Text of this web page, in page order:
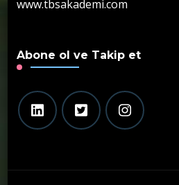
www.tbsakademi.com
Abone ol ve Takip et